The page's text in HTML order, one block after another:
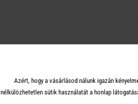
A
Azért, hogy a vásárlásod nálunk igazán
nélkülözhetetlen sütik használatát a honlap